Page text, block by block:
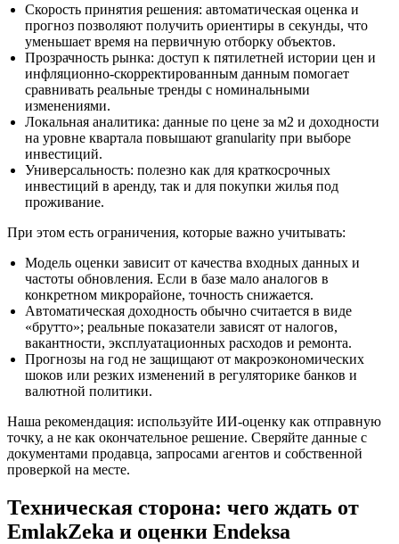
Скорость принятия решения: автоматическая оценка и
прогноз позволяют получить ориентиры в секунды, что
уменьшает время на первичную отборку объектов.
Прозрачность рынка: доступ к пятилетней истории цен и
инфляционно‑скорректированным данным помогает
сравнивать реальные тренды с номинальными
изменениями.
Локальная аналитика: данные по цене за м2 и доходности
на уровне квартала повышают granularity при выборе
инвестиций.
Универсальность: полезно как для краткосрочных
инвестиций в аренду, так и для покупки жилья под
проживание.
При этом есть ограничения, которые важно учитывать:
Модель оценки зависит от качества входных данных и
частоты обновления. Если в базе мало аналогов в
конкретном микрорайоне, точность снижается.
Автоматическая доходность обычно считается в виде
«брутто»; реальные показатели зависят от налогов,
вакантности, эксплуатационных расходов и ремонта.
Прогнозы на год не защищают от макроэкономических
шоков или резких изменений в регуляторике банков и
валютной политики.
Наша рекомендация: используйте ИИ‑оценку как отправную
точку, а не как окончательное решение. Сверяйте данные с
документами продавца, запросами агентов и собственной
проверкой на месте.
Техническая сторона: чего ждать от
EmlakZeka и оценки Endeksa